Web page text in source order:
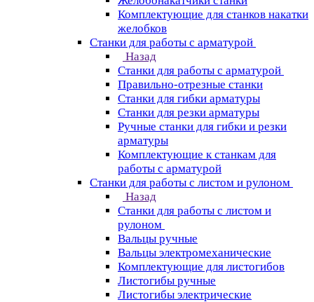
Комплектующие для станков накатки
желобков
Станки для работы с арматурой
Назад
Станки для работы с арматурой
Правильно-отрезные станки
Станки для гибки арматуры
Станки для резки арматуры
Ручные станки для гибки и резки
арматуры
Комплектующие к станкам для
работы с арматурой
Станки для работы с листом и рулоном
Назад
Станки для работы с листом и
рулоном
Вальцы ручные
Вальцы электромеханические
Комплектующие для листогибов
Листогибы ручные
Листогибы электрические